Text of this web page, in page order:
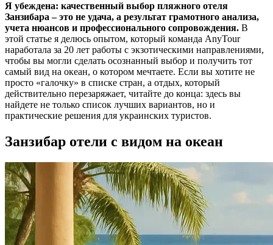
Я убеждена: качественный выбор пляжного отеля
Занзибара – это не удача, а результат грамотного анализа,
учета нюансов и профессионального сопровождения. В
этой статье я делюсь опытом, который команда AnyTour
наработала за 20 лет работы с экзотическими направлениями,
чтобы вы могли сделать осознанный выбор и получить тот
самый вид на океан, о котором мечтаете. Если вы хотите не
просто «галочку» в списке стран, а отдых, который
действительно перезаряжает, читайте до конца: здесь вы
найдете не только список лучших вариантов, но и
практические решения для украинских туристов.
Занзибар отели с видом на океан